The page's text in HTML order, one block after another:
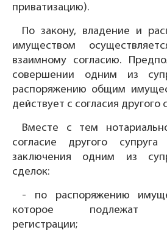
приватизацию).
По закону, владение и
имуществом
взаимному согласию.
совершении одним из
распоряжению общим
действует с согласия другого
Вместе с тем
согласие другого
заключения одним из
сделок:
- по распоряжению
которое подлежат
регистрации;